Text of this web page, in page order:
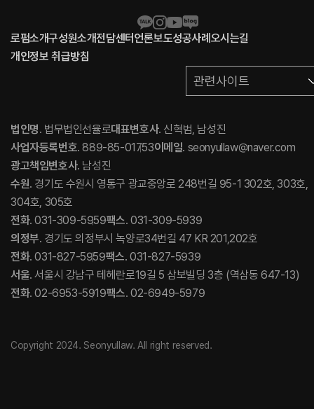
로펌소개구성원소개전담센터언론보도성공사례 오시는길
개인정보 취급방침
관련사이트
법인명. 법무법인선율로대표변호사. 신혁범, 남성진
사업자등록번호. 889-85-01753이메일. seonyullaw@naver.com
광고책임변호사. 남성진
수원. 경기도 수원시 영통구 광교중앙로 248번길 95-1 302호, 303호,
304호, 305호
전화. 031-309-5959팩스. 031-309-5939
의정부. 경기도 의정부시 녹양로34번길 47 KR 201,202호
전화. 031-827-5959팩스. 031-827-5939
서울. 서울시 강남구 테헤란로19길 5 삼보빌딩 3층 (역삼동 647-13)
전화. 02-6953-5919팩스. 02-6949-5979
Copyright 2024. Seonyullaw. All right reserved.